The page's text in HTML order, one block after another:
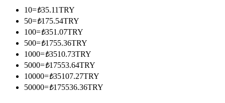
เพลิดเพลินกับการแบ่งปันผลกำไรและค่าคอมมิชชั่นการคัด
ลอกการซื้อขาย
10=₺35.11TRY
50=₺175.54TRY
100=₺351.07TRY
500=₺1755.36TRY
1000=₺3510.73TRY
5000=₺17553.64TRY
10000=₺35107.27TRY
50000=₺175536.36TRY